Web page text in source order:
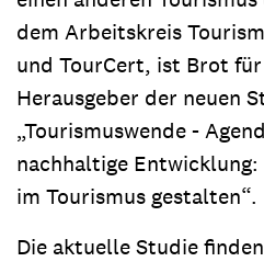
dem Arbeitskreis
und TourCert, ist Brot
Herausgeber der neuen
„Tourismuswende -
nachhaltige
im Tourismus gestalten“.
Die aktuelle Studie